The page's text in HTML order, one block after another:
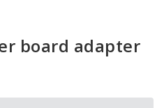
board adapter